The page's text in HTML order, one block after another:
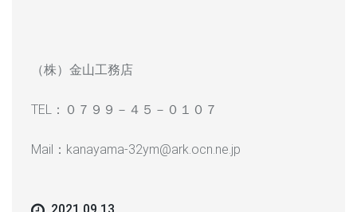
（株）金山工務店
TEL：０７９９－４５－０１０７
Mail：kanayama-32ym@ark.ocn.ne.jp